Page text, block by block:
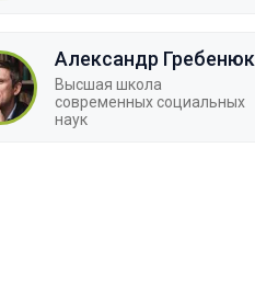
Александр Гребенюк
Высшая школа
современных социальных
наук